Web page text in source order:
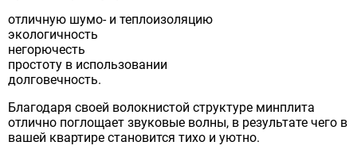
отличную шумо- и теплоизоляцию
экологичность
негорючесть
простоту в использовании
долговечность.
Благодаря своей волокнистой структуре минплита
отлично поглощает звуковые волны, в результате чего в
вашей квартире становится тихо и уютно.